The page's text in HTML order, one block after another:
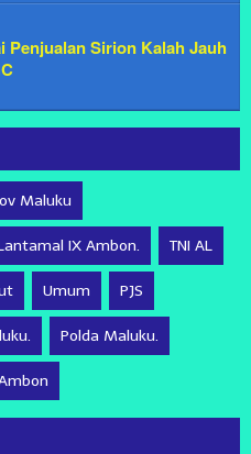
Penjualan Sirion Kalah Jauh
Maluku
IX Ambon. TNI AL
Umum PJS
Polda Maluku.